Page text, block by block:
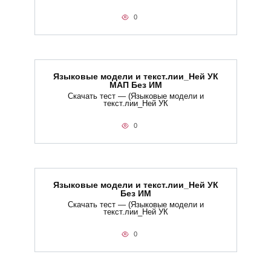
0
Языковые модели и текст.лии_Ней УК
МАП Без ИМ
Скачать тест — (Языковые модели и
текст.лии_Ней УК
0
Языковые модели и текст.лии_Ней УК
Без ИМ
Скачать тест — (Языковые модели и
текст.лии_Ней УК
0